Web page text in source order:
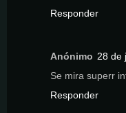
Responder
Anónimo 28 de
Se mira superr
Responder